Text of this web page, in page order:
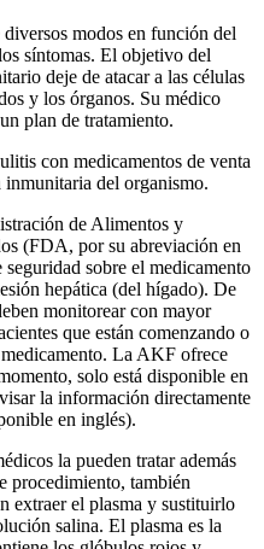
modos en función del
síntomas. El objetivo del
deje de atacar a las células
y los órganos. Su médico
plan de tratamiento.
con medicamentos de venta
inmunitaria del organismo.
de Alimentos y
(FDA, por su abreviación en
sobre el medicamento
hepática (del hígado). De
monitorear con mayor
que están comenzando o
La AKF ofrece
solo está disponible en
la información directamente
en inglés).
la pueden tratar además
procedimiento, también
extraer el plasma y sustituirlo
salina. El plasma es la